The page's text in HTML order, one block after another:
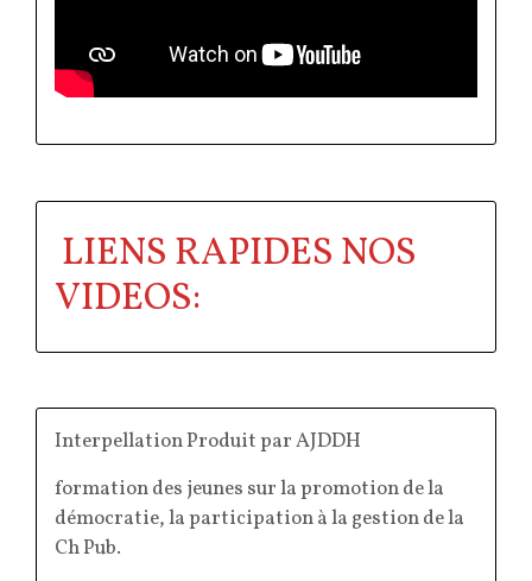
LIENS RAPIDES NOS
VIDEOS:
Interpellation Produit par AJDDH
formation des jeunes sur la promotion de la
démocratie, la participation à la gestion de la
Ch Pub.